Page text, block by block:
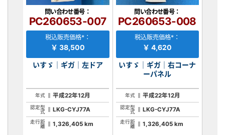
問い合わせ番号：
PC260653-007
税込販売価格*：
￥ 38,500
いすゞ｜ギガ｜左ドア
年式 平成22年12月
認定型
式
LKG-CYJ77A
走行距
離
1,326,405 km
問い合わせ番号：
PC260653-008
税込販売価格*：
￥ 4,620
いすゞ｜ギガ｜右コーナ
ーパネル
年式 平成22年12月
認定型
式
LKG-CYJ77A
走行距
離
1,326,405 km